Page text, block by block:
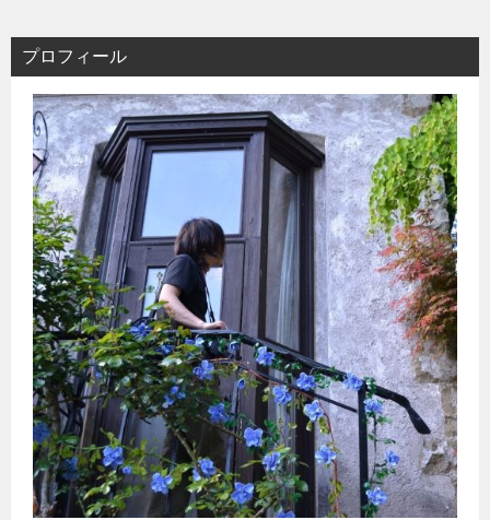
ン
プロフィール